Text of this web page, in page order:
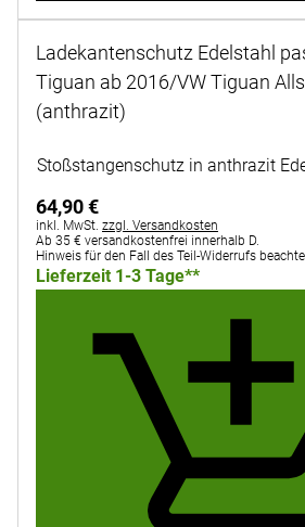
Ladekantenschutz Edelstahl
Tiguan ab 2016/VW Tiguan
(anthrazit)
Stoßstangenschutz in anthrazit
64,90€
Steuerhinweis:
inkl. MwSt. zzgl. Versandkosten
Ab 35 € versandkostenfrei innerhalb D.
Hinweis für den Fall des Teil-Widerrufs
Lieferzeit 1-3 Tage**